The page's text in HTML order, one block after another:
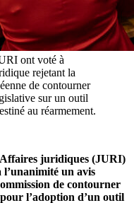
ont voté à
rejetant la
de contourner
sur un outil
au réarmement.
juridiques (JURI)
un avis
de contourner
l’adoption d’un outil